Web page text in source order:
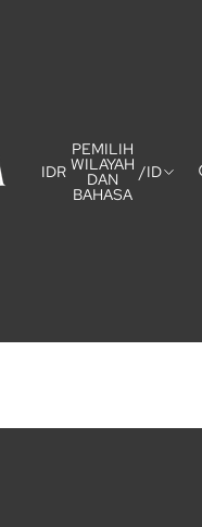
IDR
PEMILIH
WILAYAH
DAN
BAHASA
/ID